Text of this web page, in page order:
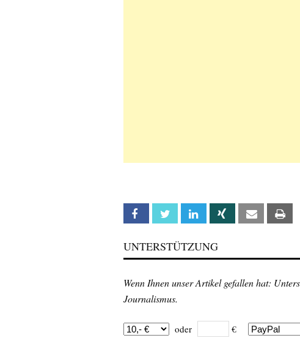
Facebook Twitter Linkedin Xing Email
UNTERSTÜTZUNG
Wenn Ihnen unser Artikel gefallen hat:
Journalismus.
oder €